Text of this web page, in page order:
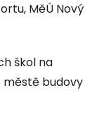
MěÚ Nový
škol na
městě budovy